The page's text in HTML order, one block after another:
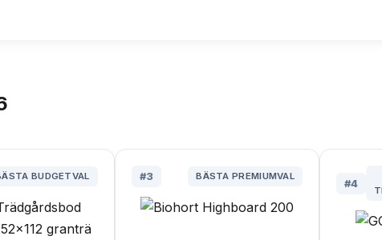
BUDGETVAL #3 BÄSTA PREMIUMVAL
#4